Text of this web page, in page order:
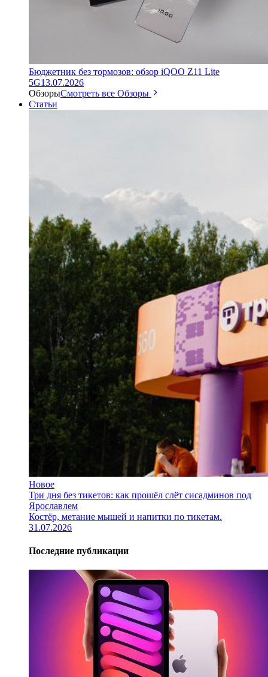
Бюджетник без тормозов: обзор iQOO Z11 Lite
5G13.07.2026
ОбзорыСмотреть все Обзоры
Статьи
Новое
Три дня без тикетов: как прошёл слёт сисадминов под
Ярославлем
Костёр, метание мышей и напитки по тикетам.
31.07.2026
Последние публикации